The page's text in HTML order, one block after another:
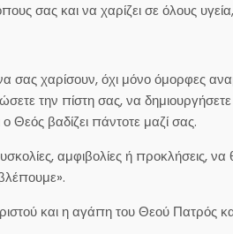
σας και να χαρίζει σε όλους
χαρίσουν, όχι μόνο όμορφες
την πίστη σας, να δημιουργήσετε
Θεός βαδίζει πάντοτε μαζί σας.
αμφιβολίες ή προκλήσεις,
και η αγάπη του Θεού Πατρός